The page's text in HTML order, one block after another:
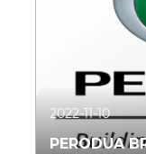
2022-11-10
PERODUA